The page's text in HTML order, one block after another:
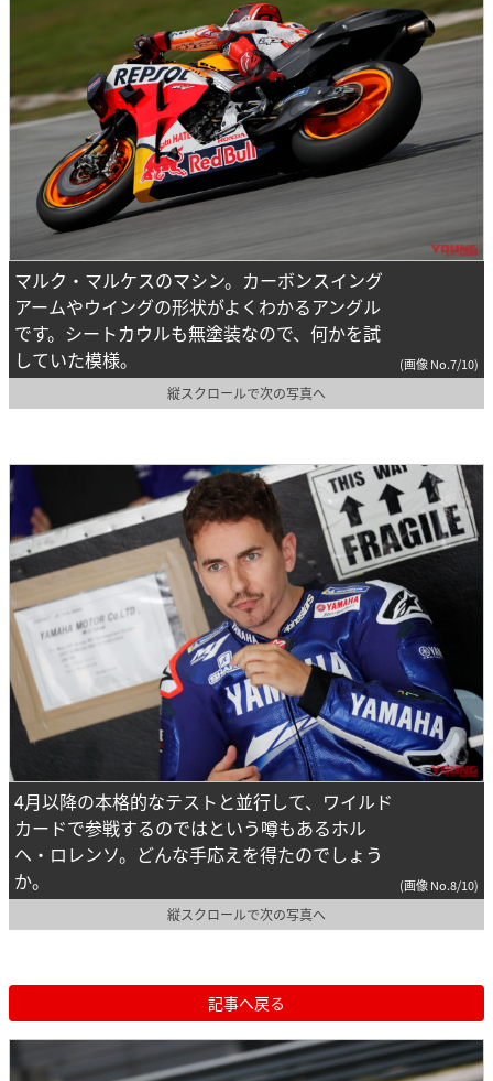
マルク・マルケスのマシン。カーボンスイング
アームやウイングの形状がよくわかるアングル
です。シートカウルも無塗装なので、何かを試
していた模様。
(画像 No.7/10)
縦スクロールで次の写真へ
4月以降の本格的なテストと並行して、ワイルド
カードで参戦するのではという噂もあるホル
ヘ・ロレンソ。どんな手応えを得たのでしょう
か。
(画像 No.8/10)
縦スクロールで次の写真へ
記事へ戻る